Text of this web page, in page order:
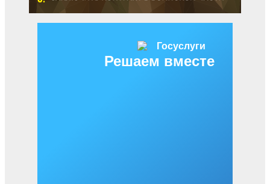
Решаем вместе